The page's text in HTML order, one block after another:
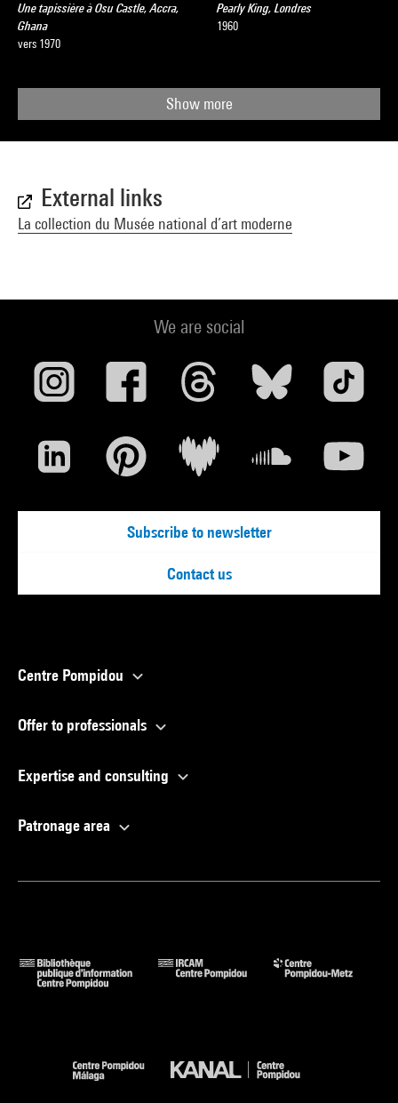
Une tapissière à Osu Castle, Accra,
Ghana
vers 1970
Pearly King, Londres
1960
Show more
External links
La collection du Musée national d’art moderne
We are social
Subscribe to newsletter
Contact us
Centre Pompidou
Offer to professionals
Expertise and consulting
Patronage area